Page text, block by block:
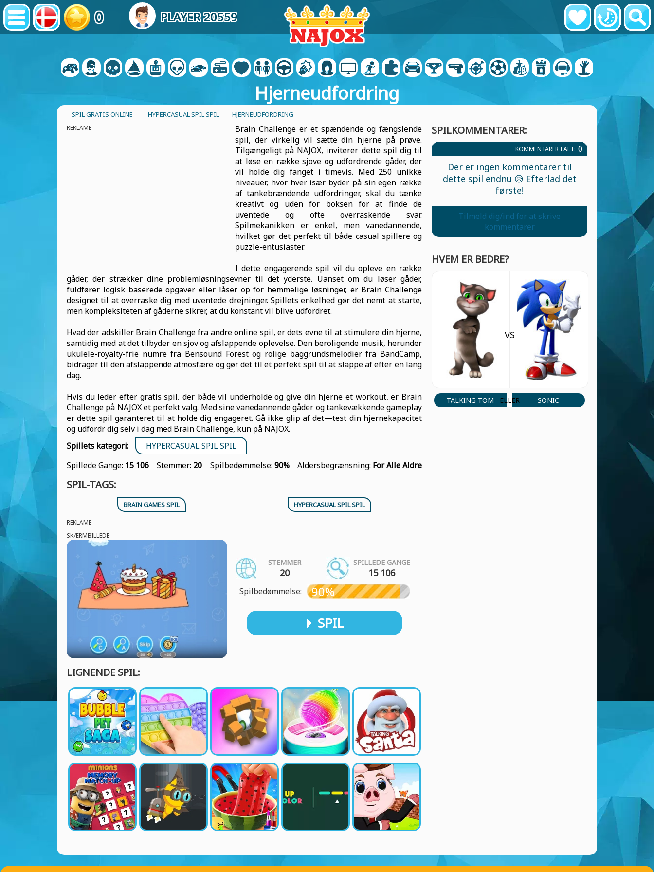
0 PLAYER 20559
Hjerneudfordring
SPIL GRATIS ONLINE - HYPERCASUAL SPIL SPIL - HJERNEUDFORDRING
REKLAME
Brain Challenge er et spændende og fængslende
spil, der virkelig vil sætte din hjerne på prøve.
Tilgængeligt på NAJOX, inviterer dette spil dig til
at løse en række sjove og udfordrende gåder, der
vil holde dig fanget i timevis. Med 250 unikke
niveauer, hvor hver især byder på sin egen række
af tankebrændende udfordringer, skal du tænke
kreativt og uden for boksen for at finde de
uventede og ofte overraskende svar.
Spilmekanikken er enkel, men vanedannende,
hvilket gør det perfekt til både casual spillere og
puzzle-entusiaster.
I dette engagerende spil vil du opleve en række
gåder, der strækker dine problemløsningsevner til det yderste. Uanset om du løser gåder,
fuldfører logisk baserede opgaver eller låser op for hemmelige løsninger, er Brain Challenge
designet til at overraske dig med uventede drejninger. Spillets enkelhed gør det nemt at starte,
men kompleksiteten af gåderne sikrer, at du konstant vil blive udfordret.
Hvad der adskiller Brain Challenge fra andre online spil, er dets evne til at stimulere din hjerne,
samtidig med at det tilbyder en sjov og afslappende oplevelse. Den beroligende musik, herunder
ukulele-royalty-frie numre fra Bensound Forest og rolige baggrundsmelodier fra BandCamp,
bidrager til den afslappende atmosfære og gør det til et perfekt spil til at slappe af efter en lang
dag.
Hvis du leder efter gratis spil, der både vil underholde og give din hjerne et workout, er Brain
Challenge på NAJOX et perfekt valg. Med sine vanedannende gåder og tankevækkende gameplay
er dette spil garanteret til at holde dig engageret. Gå ikke glip af det—test din hjernekapacitet
og udfordr dig selv i dag med Brain Challenge, kun på NAJOX.
Spillets kategori:
HYPERCASUAL SPIL SPIL
Spillede Gange: 15 106 Stemmer: 20 Spilbedømmelse: 90% Aldersbegrænsning: For Alle Aldre
SPIL-TAGS:
BRAIN GAMES SPIL HYPERCASUAL SPIL SPIL
REKLAME
SKÆRMBILLEDE
STEMMER
20
SPILLEDE GANGE
15 106
Spilbedømmelse: 90%
SPIL
LIGNENDE SPIL:
SPILKOMMENTARER:
KOMMENTARER I ALT: 0
Der er ingen kommentarer til
dette spil endnu 😥 Efterlad det
første!
Tilmeld dig/ind for at skrive
kommentarer
HVEM ER BEDRE?
TALKING TOM
VS
ELLER SONIC